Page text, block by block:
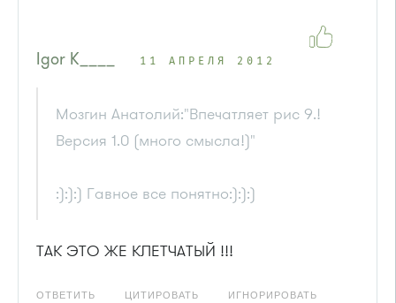
Igor K____ 11 АПРЕЛЯ 2012
Мозгин Анатолий:"Впечатляет рис 9.!
Версия 1.0 (много смысла!)"
:):):) Гавное все понятно:):):)
ТАК ЭТО ЖЕ КЛЕТЧАТЫЙ !!!
ОТВЕТИТЬ ЦИТИРОВАТЬ ИГНОРИРОВАТЬ